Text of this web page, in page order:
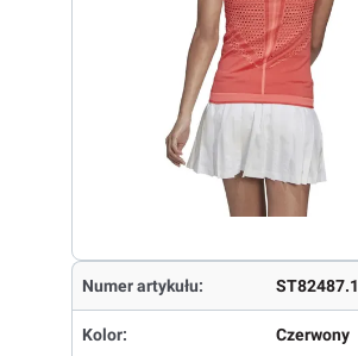
Numer artykułu: ST82487.1
Kolor: Czerwony